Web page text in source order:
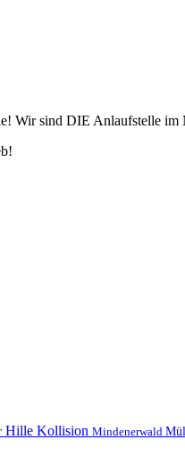
Wir sind DIE Anlaufstelle im
Hille Kollision Mindenerwald